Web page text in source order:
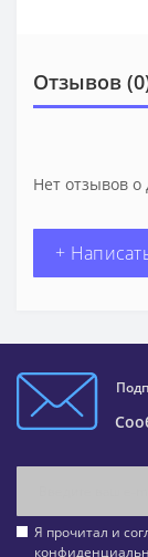
Отзывов
Нет отзывов
+
Я прочитал и